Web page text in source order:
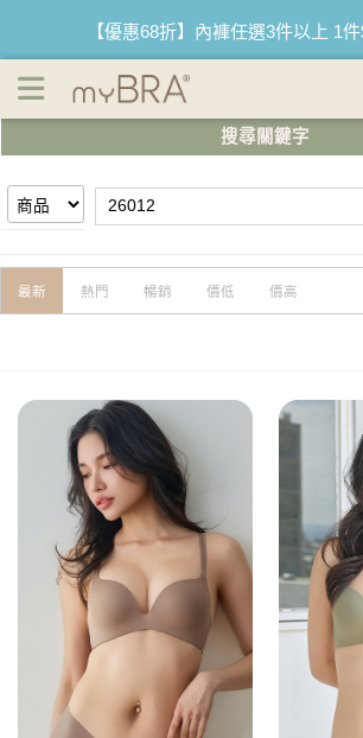
【優惠68折】內褲任選3件以上 1件
【買內衣免運費】台灣滿1200運費
【首購優惠】新客最高可折$150再
【夏日滿額贈】把衣物壓縮收納袋
【父親節快樂】男內褲5件
搜尋關鍵字
最新 熱門 暢銷 價低 價高